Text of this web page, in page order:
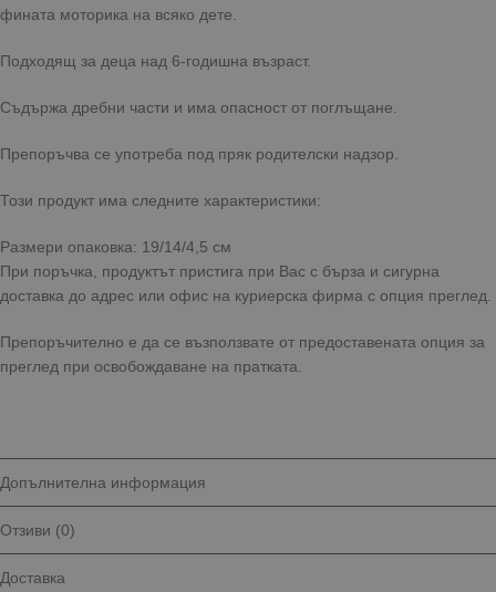
фината моторика на всяко дете.
Подходящ за деца над 6-годишна възраст.
Съдържа дребни части и има опасност от поглъщане.
Препоръчва се употреба под пряк родителски надзор.
Този продукт има следните характеристики:
Размери опаковка: 19/14/4,5 см
При поръчка, продуктът пристига при Вас с бърза и сигурна
доставка до адрес или офис на куриерска фирма с опция преглед.
Препоръчително е да се възползвате от предоставената опция за
преглед при освобождаване на пратката.
Допълнителна информация
Отзиви (0)
Доставка